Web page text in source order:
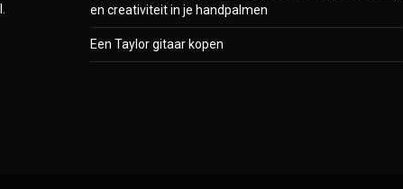
en creativiteit in je handpalmen
Een Taylor gitaar kopen